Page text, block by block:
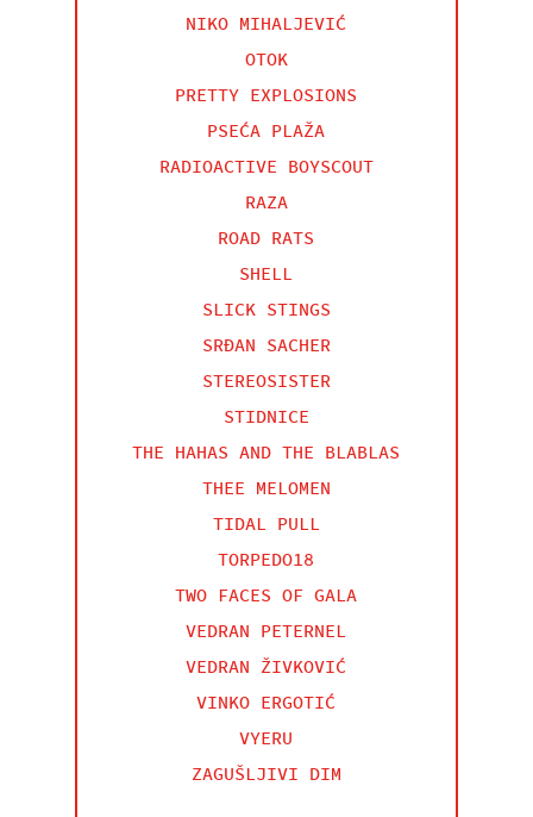
NIKO MIHALJEVIĆ
OTOK
PRETTY EXPLOSIONS
PSEĆA PLAŽA
RADIOACTIVE BOYSCOUT
RAZA
ROAD RATS
SHELL
SLICK STINGS
SRĐAN SACHER
STEREOSISTER
STIDNICE
THE HAHAS AND THE BLABLAS
THEE MELOMEN
TIDAL PULL
TORPEDO18
TWO FACES OF GALA
VEDRAN PETERNEL
VEDRAN ŽIVKOVIĆ
VINKO ERGOTIĆ
VYERU
ZAGUŠLJIVI DIM